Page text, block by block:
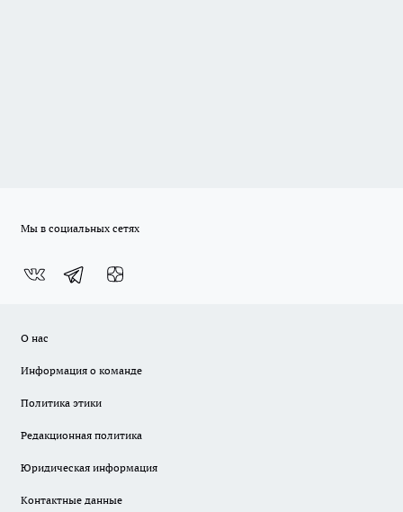
Мы в социальных сетях
О нас
Информация о команде
Политика этики
Редакционная политика
Юридическая информация
Контактные данные